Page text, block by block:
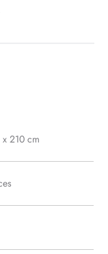
210 cm